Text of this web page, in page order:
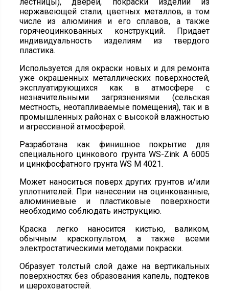
нержавеющей стали, цветных металлов, в том
числе из алюминия и его сплавов, а также
горячеоцинкованных конструкций. Придает
индивидуальность изделиям из твердого
пластика.
Используется для окраски новых и для ремонта
уже окрашенных металлических поверхностей,
эксплуатирующихся как в атмосфере с
незначительными загрязнениями (сельская
местность, неотапливаемые помещения), так и в
промышленных районах с высокой влажностью
и агрессивной атмосферой.
Разработана как финишное покрытие для
специального цинкового грунта WS-Zink A 6005
и цинкфосфатного грунта WS M 4021.
Может наноситься поверх других грунтов и/или
уплотнителей. При нанесении на оцинкованные,
алюминиевые и пластиковые поверхности
необходимо соблюдать инструкцию.
Краска легко наносится кистью, валиком,
обычным краскопультом, а также всеми
электростатическими методами покраски.
Образует толстый слой даже на вертикальных
поверхностях без образования капель, подтеков
и шероховатостей.